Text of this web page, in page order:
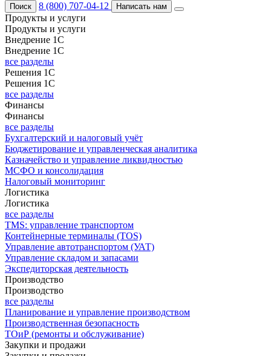
Поиск 8 (800) 707-04-12 Написать нам
Продукты и услуги
Продукты и услуги
Внедрение 1С
Внедрение 1С
все разделы
Решения 1С
Решения 1С
все разделы
Финансы
Финансы
все разделы
Бухгалтерский и налоговый учёт
Бюджетирование и управленческая аналитика
Казначейство и управление ликвидностью
МСФО и консолидация
Налоговый мониторинг
Логистика
Логистика
все разделы
TMS: управление транспортом
Контейнерные терминалы (TOS)
Управление автотранспортом (УАТ)
Управление складом и запасами
Экспедиторская деятельность
Производство
Производство
все разделы
Планирование и управление производством
Производственная безопасность
ТОиР (ремонты и обслуживание)
Закупки и продажи